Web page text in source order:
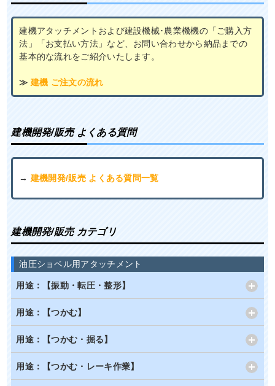
建機アタッチメントおよび建設機械･農業機機の「ご購入方
法」「お支払い方法」など、お問い合わせから納品までの
基本的な流れをご紹介いたします。
≫ 建機 ご注文の流れ
建機開発/販売 よくある質問
→ 建機開発/販売 よくある質問一覧
建機開発/販売 カテゴリ
油圧ショベル用アタッチメント
用途：【振動・転圧・整形】
用途：【つかむ】
用途：【つかむ・掘る】
用途：【つかむ・レーキ作業】